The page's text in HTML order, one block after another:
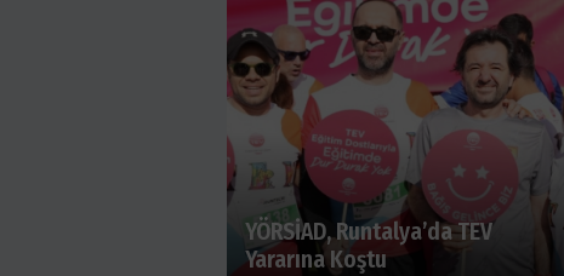
YÖRSİAD, Runtalya’da TEV
Yararına Koştu